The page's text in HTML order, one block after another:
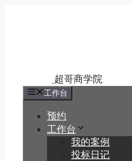
工作台
预约
工作台
我的案例
投标日记